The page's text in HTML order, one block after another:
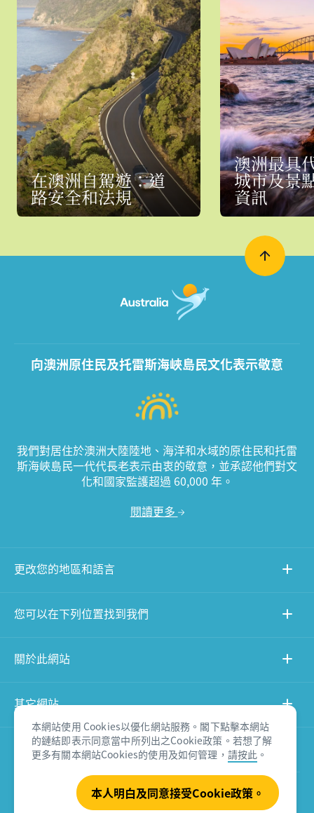
在澳洲自駕遊：道
路安全和法規
澳洲最具
城市及景
資訊
本網站使用 Cookies以優化網站服務。閣下點擊本網站
的鏈結即表示同意當中所列出之Cookie政策。若想了解
更多有關本網站Cookies的使用及如何管理， 請按此 。
本人明白及同意接受Cookie政策。
向澳洲原住民及托雷斯海峽島民文化表示敬意
我們對居住於澳洲大陸陸地、海洋和水域的原住民和托雷
斯海峽島民一代代長老表示由衷的敬意，並承認他們對文
化和國家監護超過 60,000 年。
閱讀更多
更改您的地區和語言
您可以在下列位置找到我們
關於此網站
其它網站
產品免責聲明